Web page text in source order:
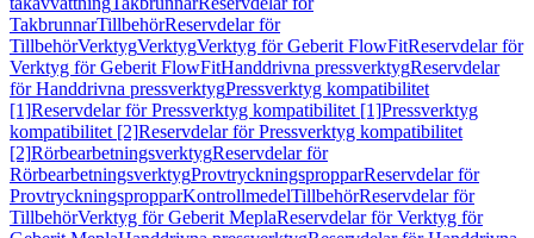
TakbrunnarTillbehörReservdelar för
TillbehörVerktygVerktygVerktyg för Geberit FlowFitReservdelar för
Verktyg för Geberit FlowFitHanddrivna pressverktygReservdelar
för Handdrivna pressverktygPressverktyg kompatibilitet
[1]Reservdelar för Pressverktyg kompatibilitet [1]Pressverktyg
kompatibilitet [2]Reservdelar för Pressverktyg kompatibilitet
[2]RörbearbetningsverktygReservdelar för
RörbearbetningsverktygProvtryckningspropparReservdelar för
ProvtryckningspropparKontrollmedelTillbehörReservdelar för
TillbehörVerktyg för Geberit MeplaReservdelar för Verktyg för